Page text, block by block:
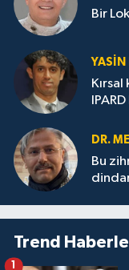
Bir
YASIN
IPARD
DR.
Bu
Trend
1